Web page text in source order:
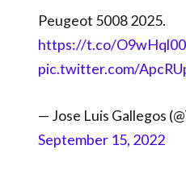
Peugeot 5008 2025.
https://t.co/
pic.twitter.com/
— Jose Luis Gallegos
September 15, 2022